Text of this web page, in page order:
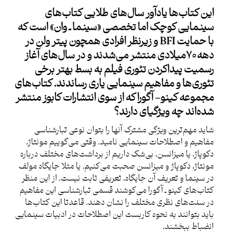
این کتاب‌ها یادآور سال‌های طلایی کتاب‌های
سینمایی کوچک اما تخصصی «سینما ـ وان» است که
با حمایت BFI و زیرنظر افرادی همچون پیتر ولن در
دهه ۷۰میلادی منتشر می‌شدند و در سال‌های آغاز
رسمیت پیداکردن تئوری فیلم به بسط بهتر برخی
تئوری‌ها و مفاهیم سینمایی یاری رساندند. کتاب‌های
مجموعه کینو- آگورا که از سوی انتشارات کابوز منتشر
شده‌اند چه ویژگی‎ای دارند؟
شاید مهم‌ترین ویژگی مشترک آنها را بتوان نوعی تبارشناسی
مفاهیم و اصطلاحات سینمایی نامید. وقتی می‌گوییم مونتاژ،
دکوپاژ، یا میزانسن، بی‌شک داریم از برداشت‌های مختلف درباره
مونتاژ، دکوپاژ و میزانسن صحبت می‌کنیم. یا مثلا جایگاه مولف
در سینما و تعریف آن جایگاه، تعریفی ثابت نیست. از این منظر
کتاب‌های کینو ـ آگورا می‌کوشند قسمی تبارشناسی این مفاهیم
در سنت‌های نظری مختلف را نشان دهند. قاعدتا این کتاب‌ها
باید بتوانند به نحوه کاربست این اصطلاحات در ادبیات سینمایی
انضباط ببخشند.